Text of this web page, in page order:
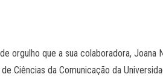
orgulho que a sua colaboradora, Joana
Ciências da Comunicação da